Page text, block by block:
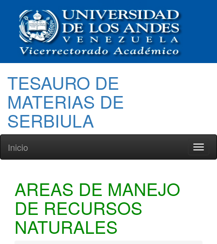
TESAURO DE
MATERIAS DE
SERBIULA
Inicio
AREAS DE MANEJO
DE RECURSOS
NATURALES